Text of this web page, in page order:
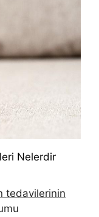
Nelerdir
tedavilerinin